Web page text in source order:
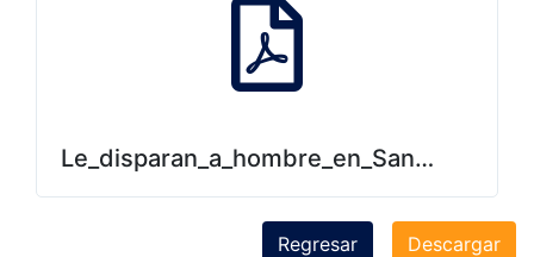
Descargar
Regresar